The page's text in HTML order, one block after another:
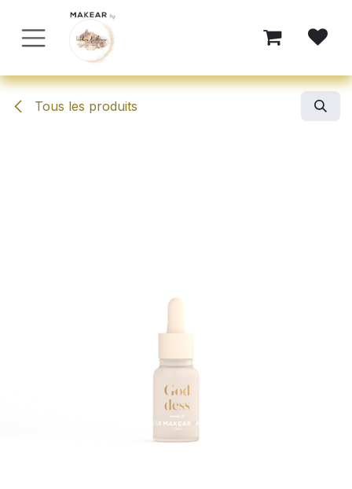
Se rendre au contenu
Tous les produits